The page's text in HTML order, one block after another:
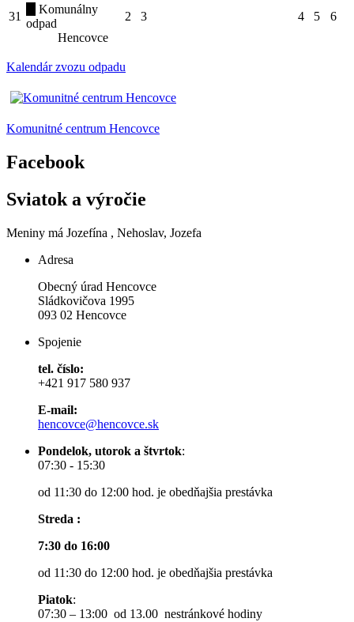
31
Komunálny
odpad
Hencovce
2 3 4 5 6
Kalendár zvozu odpadu
Komunitné centrum Hencovce
Facebook
Sviatok a výročie
Meniny má Jozefína , Nehoslav, Jozefa
Adresa
Obecný úrad Hencovce
Sládkovičova 1995
093 02 Hencovce
Spojenie
tel. číslo:
+421 917 580 937
E-mail:
hencovce@hencovce.sk
Pondelok, utorok a štvrtok:
07:30 - 15:30
od 11:30 do 12:00 hod. je obedňajšia prestávka
Streda :
7:30 do 16:00
od 11:30 do 12:00 hod. je obedňajšia prestávka
Piatok:
07:30 – 13:00 od 13.00 nestránkové hodiny